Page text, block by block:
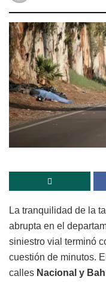
La tranquilidad de la
abrupta en el
siniestro vial terminó
cuestión de minutos.
calles Nacional y